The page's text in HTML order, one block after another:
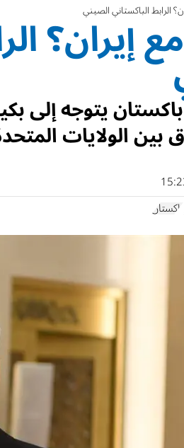
الرابط الباكستاني الصيني
إيران؟
يتوجه إلى
بين الولايات
باكستان